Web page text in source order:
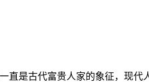
直是古代富贵人家的象征，现代